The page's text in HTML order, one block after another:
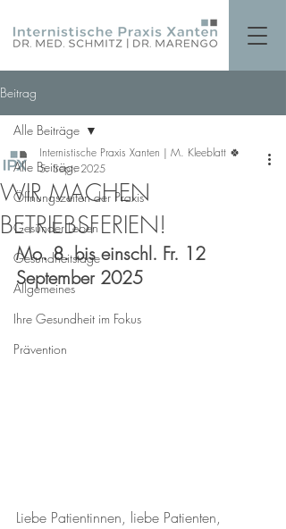
Beitrag
Alle Beiträge
Öffnungszeiten der Praxis
Gesünder Leben
Gesundheitstage
Allgemeines
Ihre Gesundheit im Fokus
Prävention
Alle Beiträge
WIR MACHEN
BETRIEBSFERIEN!
Internistische Praxis Xanten | M. Kleeblatt 🍀
5. Sept. 2025
Mo. 8. bis einschl. Fr. 12
September 2025
Liebe Patientinnen, liebe Patienten,